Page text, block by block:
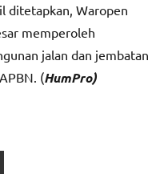
ditetapkan, Waropen
memperoleh
jalan dan jembatan
(HumPro)